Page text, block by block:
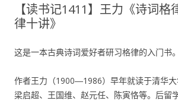
【读书记1411】王力《诗词格
律十讲》
这是一本古典诗词爱好者研习格律的入门书。
作者王力（1900―1986）早年就读于清华
梁启超、王国维、赵元任、陈寅恪等。后留